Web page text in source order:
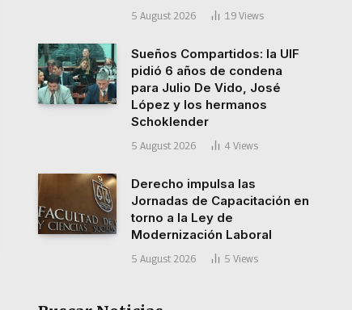
5 August 2026 19 Views
Sueños Compartidos: la UIF
pidió 6 años de condena
para Julio De Vido, José
López y los hermanos
Schoklender
5 August 2026 4 Views
Derecho impulsa las
Jornadas de Capacitación en
torno a la Ley de
Modernización Laboral
5 August 2026 5 Views